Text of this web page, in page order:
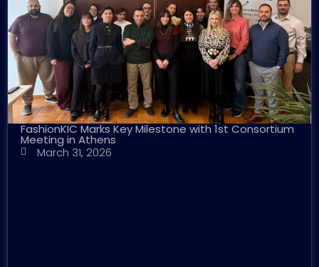
FashionKIC Marks Key Milestone with 1st Consortium
Meeting in Athens
March 31, 2026